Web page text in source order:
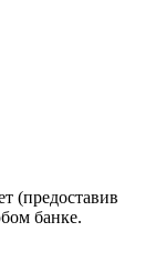
(предоставив
банке.